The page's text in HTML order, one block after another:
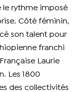
le rythme imposé
Côté féminin,
son talent pour
franchi
Laurie
Les 1800
des collectivités